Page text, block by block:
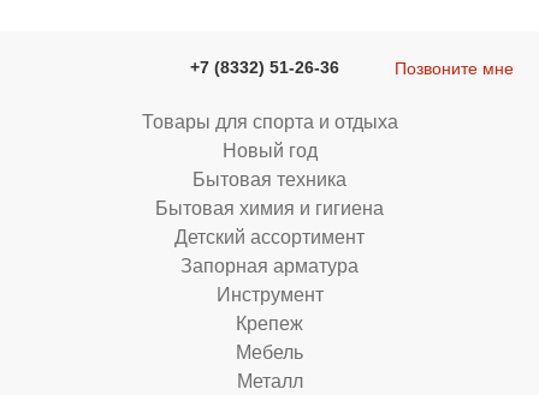
+7 (8332) 51-26-36 Позвоните мне
Товары для спорта и отдыха
Новый год
Бытовая техника
Бытовая химия и гигиена
Детский ассортимент
Запорная арматура
Инструмент
Крепеж
Мебель
Металл